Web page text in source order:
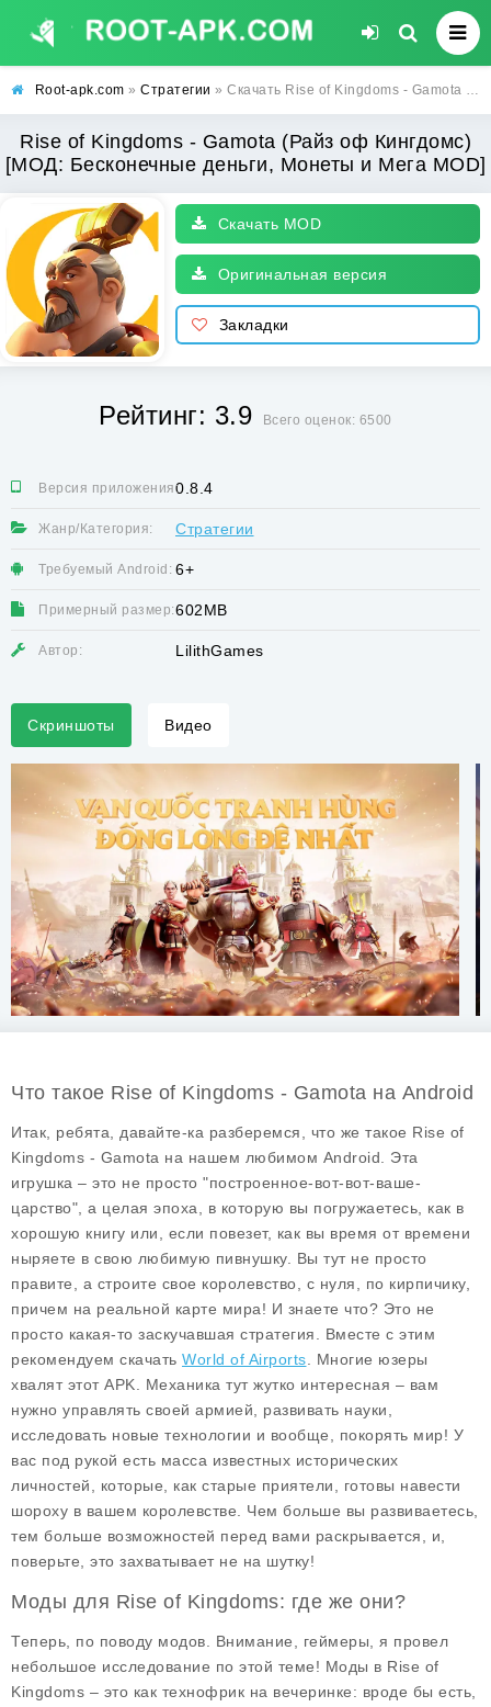
Root-apk.com » Стратегии » Скачать Rise of Kingdoms - Gamota (Райз оф Кингдомс) [МОД: Бесконечные деньги, Монеты и Мега MOD] | Взлом Rise of Kingdoms - Gamota на Андроид
Rise of Kingdoms - Gamota (Райз оф Кингдомс)
[МОД: Бесконечные деньги, Монеты и Мега MOD]
Скачать MOD
Оригинальная версия
Закладки
Рейтинг: 3.9 Всего оценок: 6500
Версия приложения:0.8.4
Жанр/Категория: Стратегии
Требуемый Android: 6+
Примерный размер:602MB
Автор: LilithGames
Скриншоты Видео
Что такое Rise of Kingdoms - Gamota на Android
Итак, ребята, давайте-ка разберемся, что же такое Rise of
Kingdoms - Gamota на нашем любимом Android. Эта
игрушка – это не просто "построенное-вот-вот-ваше-
царство", а целая эпоха, в которую вы погружаетесь, как в
хорошую книгу или, если повезет, как вы время от времени
ныряете в свою любимую пивнушку. Вы тут не просто
правите, а строите свое королевство, с нуля, по кирпичику,
причем на реальной карте мира! И знаете что? Это не
просто какая-то заскучавшая стратегия. Вместе с этим
рекомендуем скачать World of Airports . Многие юзеры
хвалят этот APK. Механика тут жутко интересная – вам
нужно управлять своей армией, развивать науки,
исследовать новые технологии и вообще, покорять мир! У
вас под рукой есть масса известных исторических
личностей, которые, как старые приятели, готовы навести
шороху в вашем королевстве. Чем больше вы развиваетесь,
тем больше возможностей перед вами раскрывается, и,
поверьте, это захватывает не на шутку!
Моды для Rise of Kingdoms: где же они?
Теперь, по поводу модов. Внимание, геймеры, я провел
небольшое исследование по этой теме! Моды в Rise of
Kingdoms – это как технофрик на вечеринке: вроде бы есть,